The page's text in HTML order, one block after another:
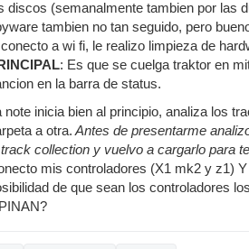
discos (semanalmente tambien por las
tambien no tan seguido, pero
conecto a wi fi, le realizo limpieza de
: Es que se cuelga traktor en
en la barra de status.
note inicia bien al principio, analiza los
a otra. Antes de presentarme
collection y vuelvo a cargarlo para
mis controladores (X1 mk2 y z1)
de que sean los controladores